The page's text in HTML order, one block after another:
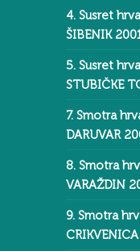
4. Susret
ŠIBENIK
5. Susret
STUBIČKE
7. Smotra
DARUVAR
8. Smotra
VARAŽDIN
9. Smotra